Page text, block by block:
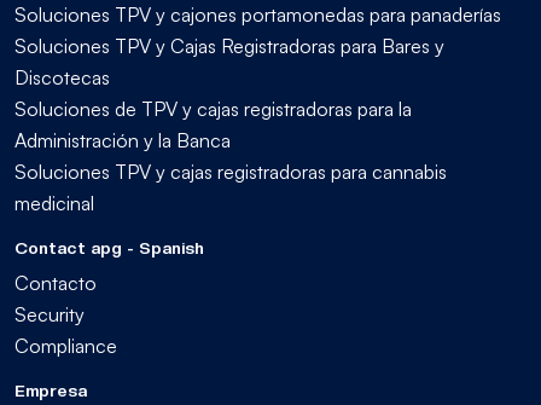
Soluciones TPV y cajones portamonedas para panaderías
Soluciones TPV y Cajas Registradoras para Bares y
Discotecas
Soluciones de TPV y cajas registradoras para la
Administración y la Banca
Soluciones TPV y cajas registradoras para cannabis
medicinal
Contact apg - Spanish
Contacto
Security
Compliance
Empresa